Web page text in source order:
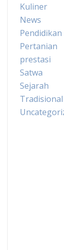
Kuliner
News
Pendidikan
Pertanian
prestasi
Satwa
Sejarah
Tradisional